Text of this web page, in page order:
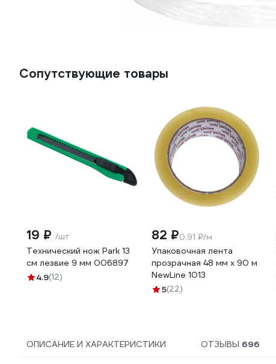
Сопутствующие товары
19 ₽ /шт
Технический нож Park 13
см лезвие 9 мм 006897
4.9(12)
82 ₽0.91 ₽/м
Упаковочная лента
прозрачная 48 мм х 90 м
NewLine 1013
5(22)
ОПИСАНИЕ И ХАРАКТЕРИСТИКИ ОТЗЫВЫ 696